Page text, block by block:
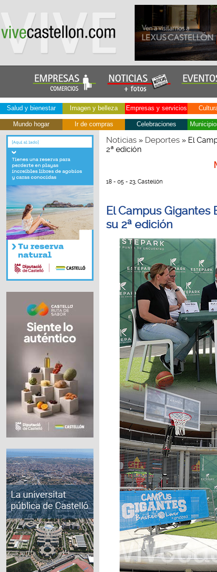
Salud y bienestar Imagen y belleza Empresas y servicios
Mundo hogar Ir de compras Celebraciones
Noticias» Deportes» El
2ª edición
18 - 05 - 23, Castellón
El Campus
su 2ª edición